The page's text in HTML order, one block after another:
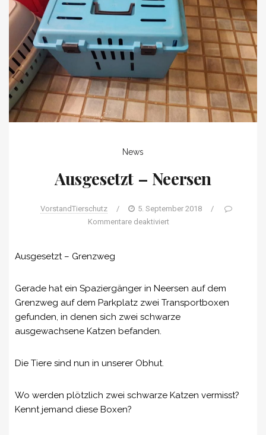
News
Ausgesetzt – Neersen
VorstandTierschutz / 5. September 2018
/
Kommentare deaktiviert
Ausgesetzt – Grenzweg
Gerade hat ein Spaziergänger in Neersen auf dem
Grenzweg auf dem Parkplatz zwei Transportboxen
gefunden, in denen sich zwei schwarze
ausgewachsene Katzen befanden.
Die Tiere sind nun in unserer Obhut.
Wo werden plötzlich zwei schwarze Katzen vermisst?
Kennt jemand diese Boxen?